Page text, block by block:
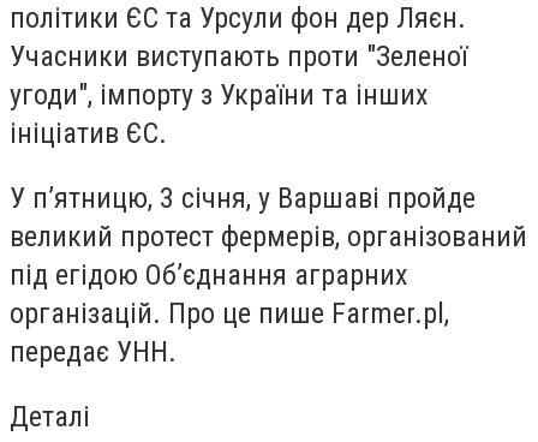
політики ЄС та Урсули фон дер Ляєн.
Учасники виступають проти "Зеленої
угоди", імпорту з України та інших
ініціатив ЄС.
У п’ятницю, 3 січня, у Варшаві пройде
великий протест фермерів, організований
під егідою Об’єднання аграрних
організацій. Про це пише Farmer.pl,
передає УНН.
Деталі